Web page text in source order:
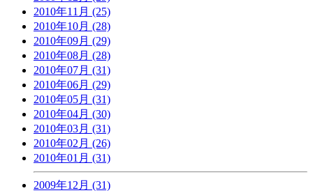
2010年11月 (25)
2010年10月 (28)
2010年09月 (29)
2010年08月 (28)
2010年07月 (31)
2010年06月 (29)
2010年05月 (31)
2010年04月 (30)
2010年03月 (31)
2010年02月 (26)
2010年01月 (31)
2009年12月 (31)